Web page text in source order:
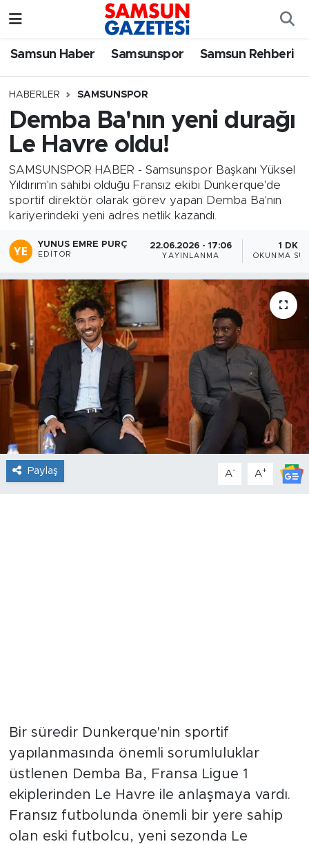
Samsun Haber Samsunspor Samsun Rehberi
HABERLER SAMSUNSPOR
Demba Ba'nın yeni durağı
Le Havre oldu!
SAMSUNSPOR HABER - Samsunspor Başkanı Yüksel
Yıldırım'ın sahibi olduğu Fransız ekibi Dunkerque'de
sportif direktör olarak görev yapan Demba Ba'nın
kariyerindeki yeni adres netlik kazandı.
YUNUS EMRE PURÇ
EDITÖR
22.06.2026 - 17:06
YAYINLANMA
1 DK
OKUNMA
Paylaş A- A+
Bir süredir Dunkerque'nin sportif
yapılanmasında önemli sorumluluklar
üstlenen Demba Ba, Fransa Ligue 1
ekiplerinden Le Havre ile anlaşmaya vardı.
Fransız futbolunda önemli bir yere sahip
olan eski futbolcu, yeni sezonda Le
Samsun Haber
Samsun Rehberi
Samsun Nöbetçi Eczaneler
SAMSUN Namaz Vakitleri
Süper Lig Puan Durumu ve Fikstür
Haber Arşivi